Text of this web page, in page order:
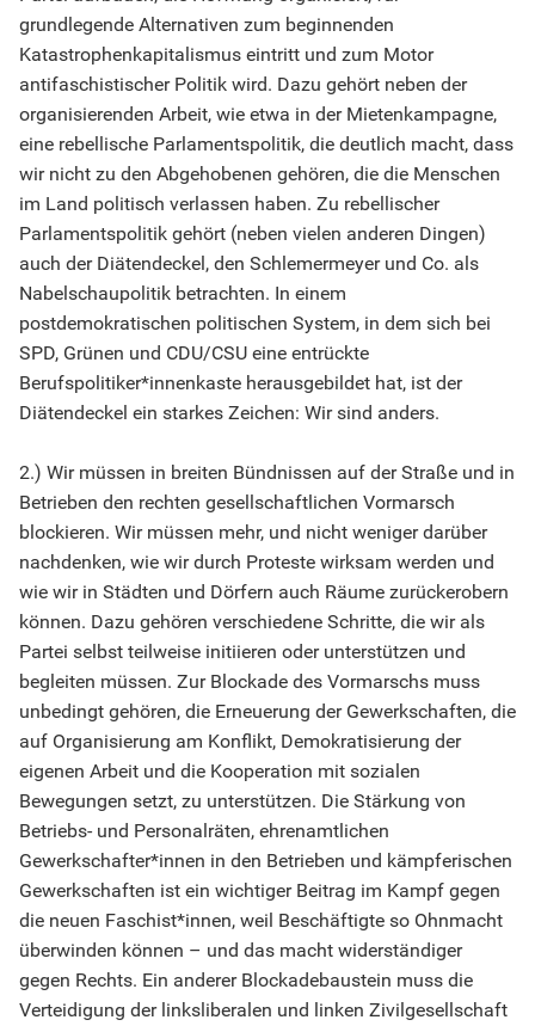
grundlegende Alternativen zum beginnenden
Katastrophenkapitalismus eintritt und zum Motor
antifaschistischer Politik wird. Dazu gehört neben der
organisierenden Arbeit, wie etwa in der Mietenkampagne,
eine rebellische Parlamentspolitik, die deutlich macht, dass
wir nicht zu den Abgehobenen gehören, die die Menschen
im Land politisch verlassen haben. Zu rebellischer
Parlamentspolitik gehört (neben vielen anderen Dingen)
auch der Diätendeckel, den Schlemermeyer und Co. als
Nabelschaupolitik betrachten. In einem
postdemokratischen politischen System, in dem sich bei
SPD, Grünen und CDU/CSU eine entrückte
Berufspolitiker*innenkaste herausgebildet hat, ist der
Diätendeckel ein starkes Zeichen: Wir sind anders.
2.) Wir müssen in breiten Bündnissen auf der Straße und in
Betrieben den rechten gesellschaftlichen Vormarsch
blockieren. Wir müssen mehr, und nicht weniger darüber
nachdenken, wie wir durch Proteste wirksam werden und
wie wir in Städten und Dörfern auch Räume zurückerobern
können. Dazu gehören verschiedene Schritte, die wir als
Partei selbst teilweise initiieren oder unterstützen und
begleiten müssen. Zur Blockade des Vormarschs muss
unbedingt gehören, die Erneuerung der Gewerkschaften, die
auf Organisierung am Konflikt, Demokratisierung der
eigenen Arbeit und die Kooperation mit sozialen
Bewegungen setzt, zu unterstützen. Die Stärkung von
Betriebs- und Personalräten, ehrenamtlichen
Gewerkschafter*innen in den Betrieben und kämpferischen
Gewerkschaften ist ein wichtiger Beitrag im Kampf gegen
die neuen Faschist*innen, weil Beschäftigte so Ohnmacht
überwinden können – und das macht widerständiger
gegen Rechts. Ein anderer Blockadebaustein muss die
Verteidigung der linksliberalen und linken Zivilgesellschaft